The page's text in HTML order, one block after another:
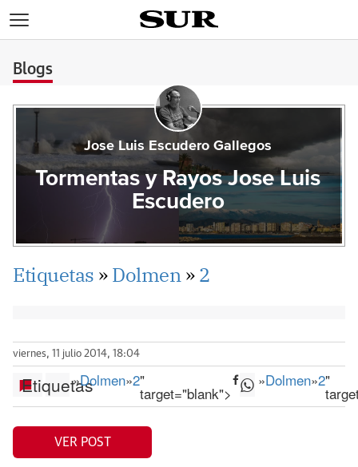
Blogs
Jose Luis Escudero Gallegos
Tormentas y Rayos Jose Luis
Escudero
Etiquetas »Dolmen»2
viernes, 11 julio 2014, 18:04
Etiquetas
»Dolmen»2"
target="blank">
»Dolmen»2"
VER POST